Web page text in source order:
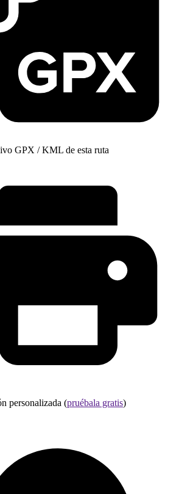
GPX / KML de esta ruta
personalizada (pruébala gratis)